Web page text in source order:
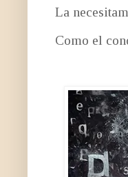
La
Como el